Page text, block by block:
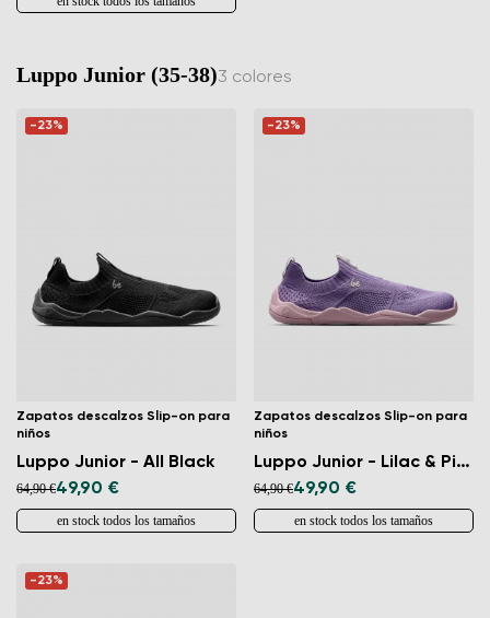
Luppo Junior (35-38)3 colores
-23%
Zapatos descalzos Slip-on para
niños
Luppo Junior - All Black
64,90 €49,90 €
en stock todos los tamaños
-23%
Zapatos descalzos Slip-on para
niños
Luppo Junior - Lilac & Pink
64,90 €49,90 €
en stock todos los tamaños
-23%